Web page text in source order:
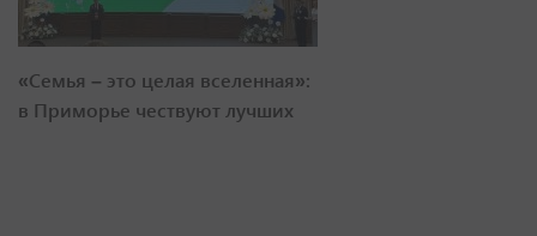
«Семья – это целая вселенная»:
в Приморье чествуют лучших